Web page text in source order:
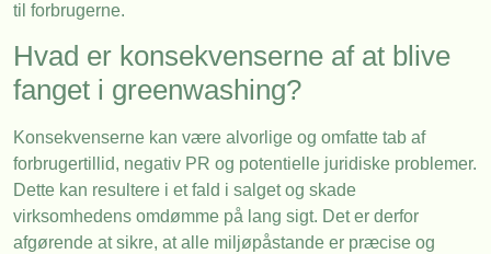
til forbrugerne.
Hvad er konsekvenserne af at blive
fanget i greenwashing?
Konsekvenserne kan være alvorlige og omfatte tab af
forbrugertillid, negativ PR og potentielle juridiske problemer.
Dette kan resultere i et fald i salget og skade
virksomhedens omdømme på lang sigt. Det er derfor
afgørende at sikre, at alle miljøpåstande er præcise og